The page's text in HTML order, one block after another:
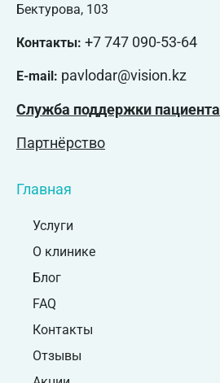
Бектурова, 103
Контакты: +7 747 090-53-64
E-mail: pavlodar@vision.kz
Служба поддержки пациента
Партнёрство
Главная
Услуги
О клинике
Блог
FAQ
Контакты
Отзывы